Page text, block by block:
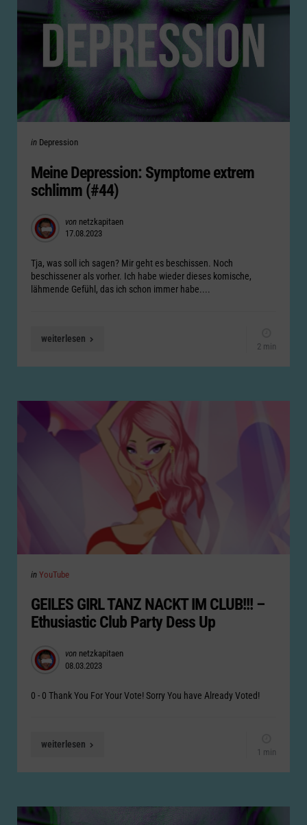
Categories
Posted
in Depression
Meine Depression: Symptome extrem
schlimm (#44)
Posted
by
von netzkapitaen
17.08.2023
Tja, was soll ich sagen? Mir geht es beschissen. Noch
beschissener als vorher. Ich habe wieder dieses komische,
lähmende Gefühl, das ich schon immer habe....
weiterlesen
2 min
Categories
Posted
in YouTube
GEILES GIRL TANZ NACKT IM CLUB!!! –
Ethusiastic Club Party Dess Up
Posted
by
von netzkapitaen
08.03.2023
0 - 0 Thank You For Your Vote! Sorry You have Already Voted!
weiterlesen
1 min